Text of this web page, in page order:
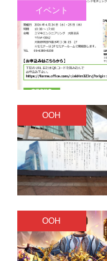
イベント
OOH
OOH